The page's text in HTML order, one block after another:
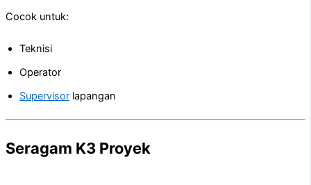
Cocok untuk:
Teknisi
Operator
Supervisor lapangan
Seragam K3 Proyek